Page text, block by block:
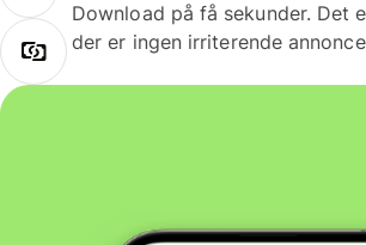
Download på få sekunder. Det
der er ingen irriterende